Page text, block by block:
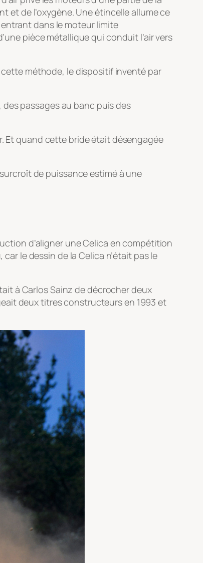
et de l’oxygène. Une étincelle allume ce
dans le moteur limite
pièce métallique qui conduit l’air vers
cette méthode, le dispositif inventé par
passages au banc puis des
Et quand cette bride était désengagée
de puissance estimé à une
d’aligner une Celica en compétition
le dessin de la Celica n’était pas le
à Carlos Sainz de décrocher deux
deux titres constructeurs en 1993 et